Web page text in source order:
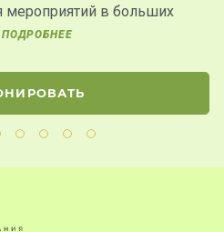
мероприятий в больших
ПОДРОБНЕЕ